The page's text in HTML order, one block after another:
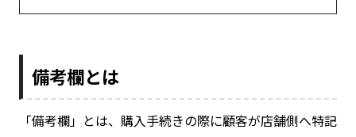
備考欄とは
「備考欄」とは、購入手続きの際に顧客が店舗側へ特記